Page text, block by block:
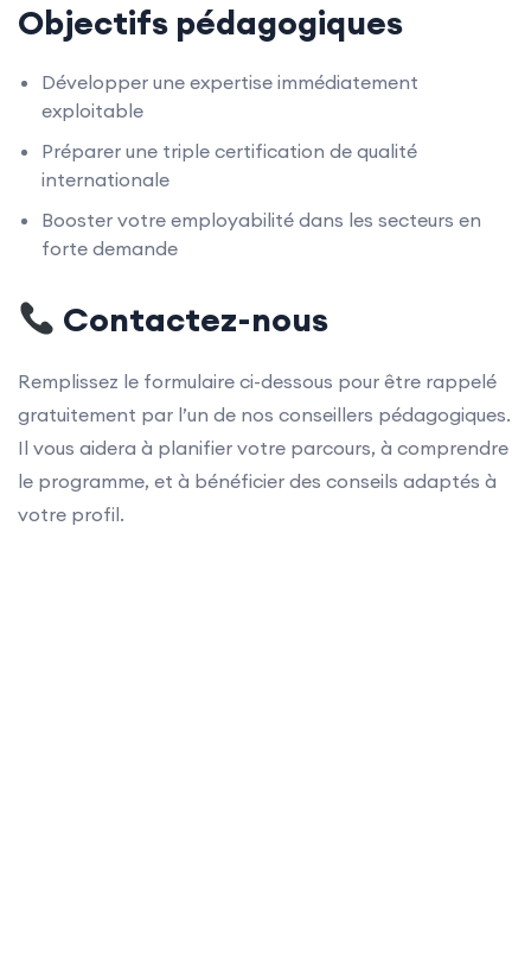
Objectifs pédagogiques
Développer une expertise immédiatement
exploitable
Préparer une triple certification de qualité
internationale
Booster votre employabilité dans les secteurs en
forte demande
Contactez-nous
Remplissez le formulaire ci-dessous pour être rappelé
gratuitement par l’un de nos conseillers pédagogiques.
Il vous aidera à planifier votre parcours, à comprendre
le programme, et à bénéficier des conseils adaptés à
votre profil.